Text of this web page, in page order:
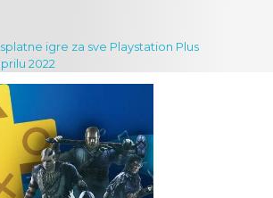
igre za sve Playstation Plus
2022